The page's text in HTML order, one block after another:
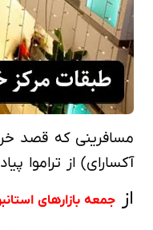
مسافرینی که قصد
آکسارای) از تراموا
از جمعه بازارهای